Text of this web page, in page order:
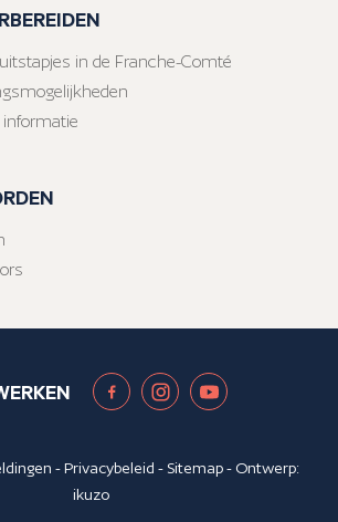
in de Franche-Comté
-Privacybeleid - Sitemap- Ontwerp:
ikuzo